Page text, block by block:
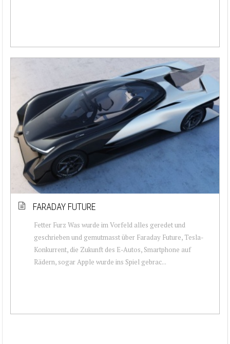
FARADAY FUTURE
Fetter Furz Was wurde im Vorfeld alles geredet und
geschrieben und gemutmasst über Faraday Future, Tesla-
Konkurrent, die Zukunft des E-Autos, Smartphone auf
Rädern, sogar Apple wurde ins Spiel gebrac...